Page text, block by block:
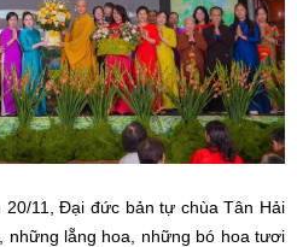
20/11, Đại đức bản tự chùa Tân Hải
những lẵng hoa, những bó hoa tươi